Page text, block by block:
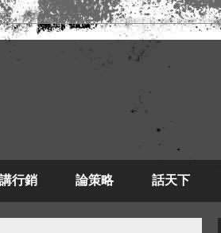
講行銷 論策略 話天下